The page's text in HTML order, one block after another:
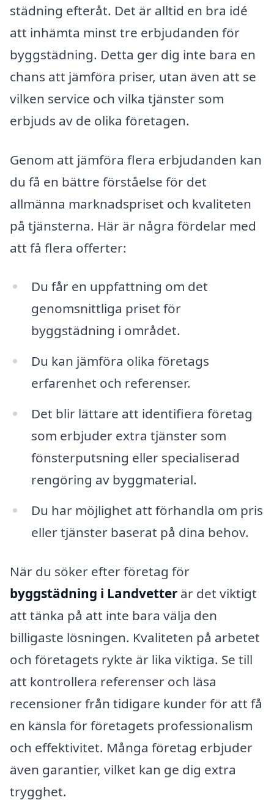
städning efteråt. Det är alltid en bra idé
att inhämta minst tre erbjudanden för
byggstädning. Detta ger dig inte bara en
chans att jämföra priser, utan även att se
vilken service och vilka tjänster som
erbjuds av de olika företagen.
Genom att jämföra flera erbjudanden kan
du få en bättre förståelse för det
allmänna marknadspriset och kvaliteten
på tjänsterna. Här är några fördelar med
att få flera offerter:
Du får en uppfattning om det
genomsnittliga priset för
byggstädning i området.
Du kan jämföra olika företags
erfarenhet och referenser.
Det blir lättare att identifiera företag
som erbjuder extra tjänster som
fönsterputsning eller specialiserad
rengöring av byggmaterial.
Du har möjlighet att förhandla om pris
eller tjänster baserat på dina behov.
När du söker efter företag för
byggstädning i Landvetter är det viktigt
att tänka på att inte bara välja den
billigaste lösningen. Kvaliteten på arbetet
och företagets rykte är lika viktiga. Se till
att kontrollera referenser och läsa
recensioner från tidigare kunder för att få
en känsla för företagets professionalism
och effektivitet. Många företag erbjuder
även garantier, vilket kan ge dig extra
trygghet.